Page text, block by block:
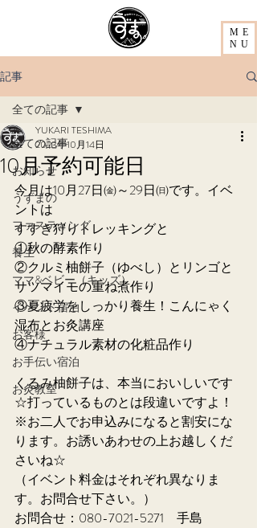
ME
NU
記事
全ての記事
お知らせ
うずまの
ファスティング
養生
ママ&ベビー（キッズ）
イベント宿泊
お客様
お手伝い宿泊
お灸教室
全ての記事
10月予約可能日
YUKARI TESHIMA
2023年10月14日
今月は10月27日㈮～29日㈰です。イベ
ントは
すすき狩りトレッキングと
①秋の酵素作り
②クルミ柚餅子（ゆべし）とリンゴと
サツマイモの重ね煮作り
③夏疲労をしっかり養生！こんにゃく
湿布とお灸講座
④ナチュラル素材の化粧品作り
くるみ柚餅子は、本当においしいです
☆打っているものとは段違いですよ！
※お二人でお申込みになると割安にな
ります。お誘いあわせの上お越しくだ
さいね☆
（イベント料金はそれぞれ異なりま
す。お問合せ下さい。）
お問合せ：080-7021-5271　手島